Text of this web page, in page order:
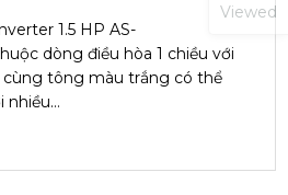
1.5 HP AS-
dòng điều hòa 1 chiều với
tông màu trắng có thể
nhiều…
Viewed